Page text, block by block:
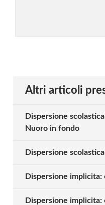
Altri articoli
Dispersione
Nuoro in fondo
Dispersione
Dispersione implicita:
Dispersione